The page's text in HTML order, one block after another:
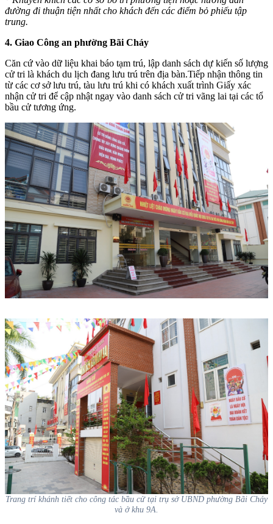
đường đi thuận tiện nhất cho khách đến các điểm bỏ phiếu tập
trung.
4. Giao Công an phường Bãi Cháy
Căn cứ vào dữ liệu khai báo tạm trú, lập danh sách dự kiến số lượng
cử tri là khách du lịch đang lưu trú trên địa bàn.Tiếp nhận thông tin
từ các cơ sở lưu trú, tàu lưu trú khi có khách xuất trình Giấy xác
nhận cử tri để cập nhật ngay vào danh sách cử tri vãng lai tại các tổ
bầu cử tương ứng.
Trang trí khánh tiết cho công tác bầu cử tại trụ sở UBND phường Bãi Cháy
và ở khu 9A.